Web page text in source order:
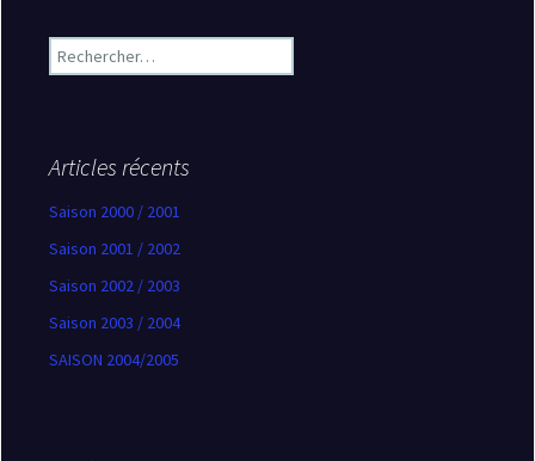
Rechercher :
Articles récents
Saison 2000 / 2001
Saison 2001 / 2002
Saison 2002 / 2003
Saison 2003 / 2004
SAISON 2004/2005